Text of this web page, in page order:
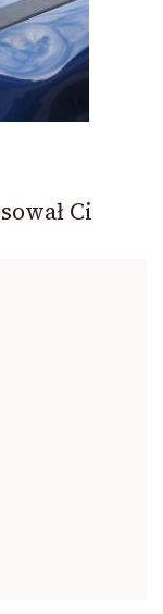
Ci